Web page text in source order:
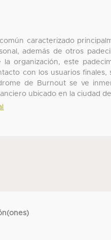
caracterizado
además de otros
organización, este
con los usuarios finales,
de Burnout se ve
ubicado en la ciudad